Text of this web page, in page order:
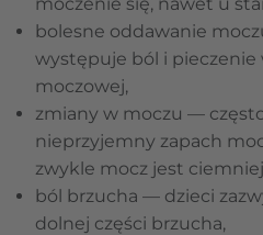
bolesne oddawanie
występuje ból i pieczenie
moczowej,
zmiany w moczu —
nieprzyjemny zapach
zwykle mocz jest
ból brzucha — dzieci
dolnej części brzucha,